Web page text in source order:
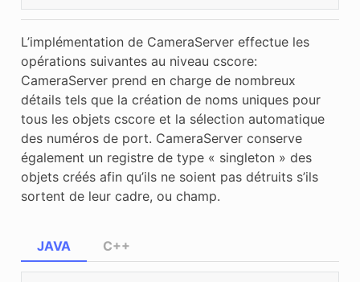
L’implémentation de CameraServer effectue les
opérations suivantes au niveau cscore:
CameraServer prend en charge de nombreux
détails tels que la création de noms uniques pour
tous les objets cscore et la sélection automatique
des numéros de port. CameraServer conserve
également un registre de type « singleton » des
objets créés afin qu’ils ne soient pas détruits s’ils
sortent de leur cadre, ou champ.
JAVA C++